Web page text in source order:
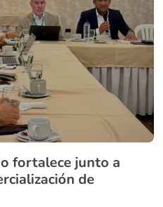
fortalece junto a
de